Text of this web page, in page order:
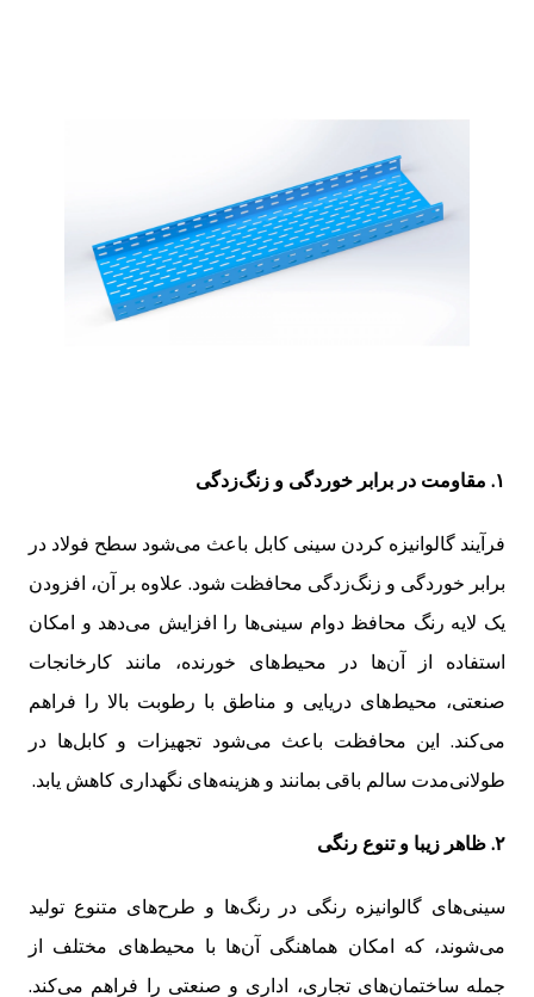
۱. مقاومت در برابر خوردگی و زنگ‌زدگی
فرآیند گالوانیزه کردن سینی کابل باعث می‌شود سطح فولاد در
برابر خوردگی و زنگ‌زدگی محافظت شود. علاوه بر آن، افزودن
یک لایه رنگ محافظ دوام سینی‌ها را افزایش می‌دهد و امکان
استفاده از آن‌ها در محیط‌های خورنده، مانند کارخانجات
صنعتی، محیط‌های دریایی و مناطق با رطوبت بالا را فراهم
می‌کند. این محافظت باعث می‌شود تجهیزات و کابل‌ها در
طولانی‌مدت سالم باقی بمانند و هزینه‌های نگهداری کاهش یابد.
۲. ظاهر زیبا و تنوع رنگی
سینی‌های گالوانیزه رنگی در رنگ‌ها و طرح‌های متنوع تولید
می‌شوند، که امکان هماهنگی آن‌ها با محیط‌های مختلف از
جمله ساختمان‌های تجاری، اداری و صنعتی را فراهم می‌کند.